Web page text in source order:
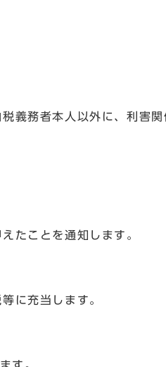
義務者本人以外に、利害
たことを通知します。
に充当します。